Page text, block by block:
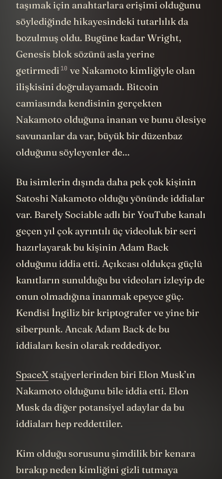
taşımak için anahtarlara erişimi olduğunu
söylediğinde hikayesindeki tutarlılık da
bozulmuş oldu. Bugüne kadar Wright,
Genesis blok sözünü asla yerine
getirmedi 10 ve Nakamoto kimliğiyle olan
ilişkisini doğrulayamadı. Bitcoin
camiasında kendisinin gerçekten
Nakamoto olduğuna inanan ve bunu ölesiye
savunanlar da var, büyük bir düzenbaz
olduğunu söyleyenler de...
Bu isimlerin dışında daha pek çok kişinin
Satoshi Nakamoto olduğu yönünde iddialar
var. Barely Sociable adlı bir YouTube kanalı
geçen yıl çok ayrıntılı üç videoluk bir seri
hazırlayarak bu kişinin Adam Back
olduğunu iddia etti. Açıkcası oldukça güçlü
kanıtların sunulduğu bu videoları izleyip de
onun olmadığına inanmak epeyce güç.
Kendisi İngiliz bir kriptografer ve yine bir
siberpunk. Ancak Adam Back de bu
iddiaları kesin olarak reddediyor.
SpaceX stajyerlerinden biri Elon Musk’ın
Nakamoto olduğunu bile iddia etti. Elon
Musk da diğer potansiyel adaylar da bu
iddiaları hep reddettiler.
Kim olduğu sorusunu şimdilik bir kenara
bırakıp neden kimliğini gizli tutmaya